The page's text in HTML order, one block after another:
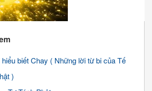
biết Chay ( Những lời từ bi của Tế
)